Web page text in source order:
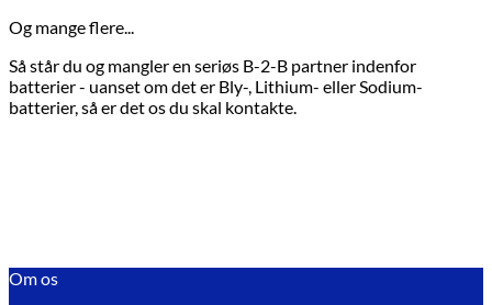
Og mange flere...
Så står du og mangler en seriøs B-2-B partner indenfor
batterier - uanset om det er Bly-, Lithium- eller Sodium-
batterier, så er det os du skal kontakte.
Om os